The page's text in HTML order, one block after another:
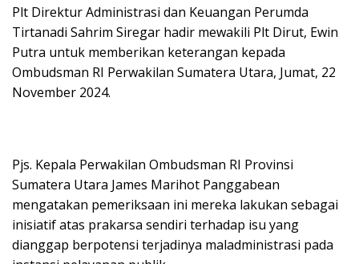
Plt Direktur Administrasi dan Keuangan Perumda
Tirtanadi Sahrim Siregar hadir mewakili Plt Dirut, Ewin
Putra untuk memberikan keterangan kepada
Ombudsman RI Perwakilan Sumatera Utara, Jumat, 22
November 2024.
Pjs. Kepala Perwakilan Ombudsman RI Provinsi
Sumatera Utara James Marihot Panggabean
mengatakan pemeriksaan ini mereka lakukan sebagai
inisiatif atas prakarsa sendiri terhadap isu yang
dianggap berpotensi terjadinya maladministrasi pada